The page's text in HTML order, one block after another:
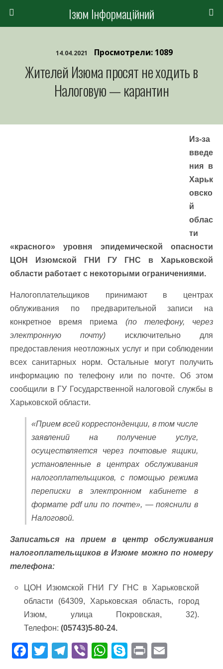
Ізюм Інформаційний
14.04.2021 Просмотрели: 1089
Жителей Изюма просят не ходить в
Налоговую — карантин
Из-за
введе
ния в
Харьк
овско
й
облас
ти
«красного» уровня эпидемической опасности
ЦОН Изюмской ГНИ ГУ ГНС в Харьковской
области работает с некоторыми ограничениями.
Налогоплательщиков принимают в центрах
облуживания по предварительной записи на
конкретное время приема (по телефону, через
электронную почту) исключительно для
предоставления неотложных услуг и при соблюдении
всех санитарных норм. Остальные могут получить
информацию по телефону или по почте. Об этом
сообщили в ГУ Государственной налоговой службы в
Харьковской области.
«Прием всей корреспонденции, в том числе
заявлений на получение услуг,
осуществляется через почтовые ящики,
установленные в центрах обслуживания
налогоплательщиков, с помощью режима
переписки в электронном кабинете в
формате pdf или по почте», — пояснили в
Налоговой.
Записаться на прием в центр обслуживания
налогоплательщиков в Изюме можно по номеру
телефона:
ЦОН Изюмской ГНИ ГУ ГНС в Харьковской
области (64309, Харьковская область, город
Изюм, улица Покровская, 32).
Телефон:(05743)5-80-24.
F T T Vi W S Pr